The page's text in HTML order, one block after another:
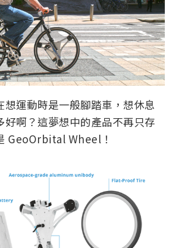
想運動時是一般腳踏車，想休息
好啊？這夢想中的產品不再只存
GeoOrbital Wheel！